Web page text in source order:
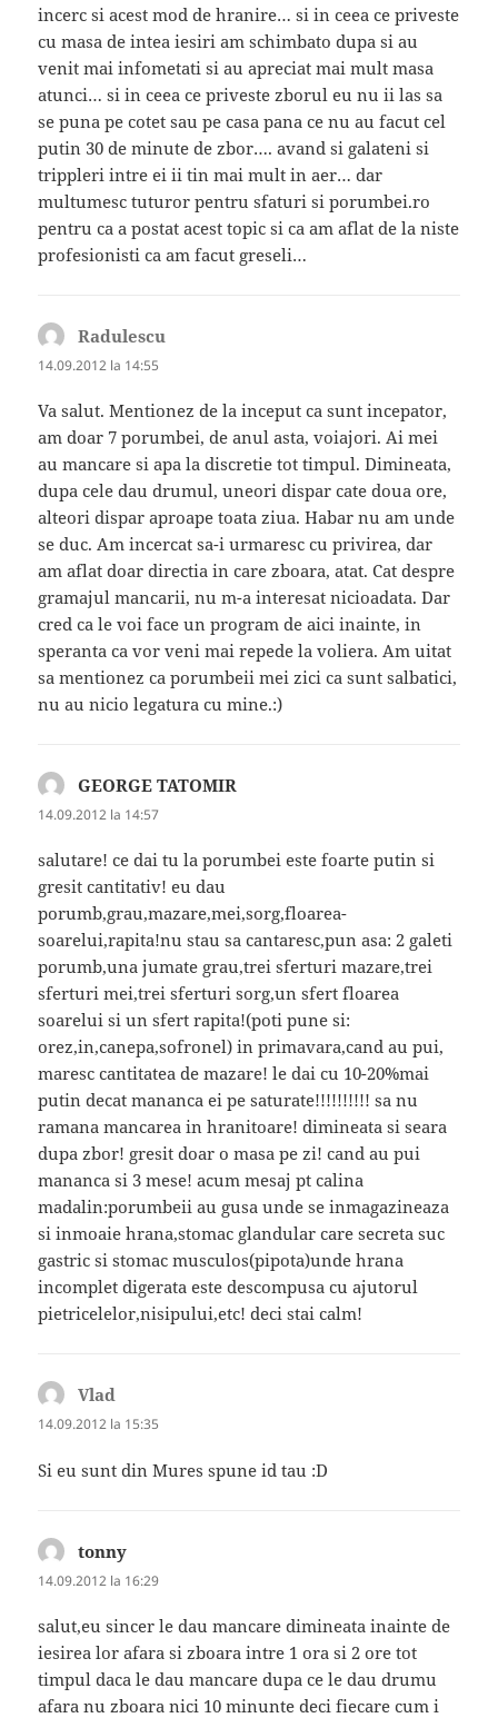
incerc si acest mod de hranire… si in ceea ce priveste
cu masa de intea iesiri am schimbato dupa si au
venit mai infometati si au apreciat mai mult masa
atunci… si in ceea ce priveste zborul eu nu ii las sa
se puna pe cotet sau pe casa pana ce nu au facut cel
putin 30 de minute de zbor…. avand si galateni si
trippleri intre ei ii tin mai mult in aer… dar
multumesc tuturor pentru sfaturi si porumbei.ro
pentru ca a postat acest topic si ca am aflat de la niste
profesionisti ca am facut greseli…
Radulescu
14.09.2012 la 14:55
Va salut. Mentionez de la inceput ca sunt incepator,
am doar 7 porumbei, de anul asta, voiajori. Ai mei
au mancare si apa la discretie tot timpul. Dimineata,
dupa cele dau drumul, uneori dispar cate doua ore,
alteori dispar aproape toata ziua. Habar nu am unde
se duc. Am incercat sa-i urmaresc cu privirea, dar
am aflat doar directia in care zboara, atat. Cat despre
gramajul mancarii, nu m-a interesat nicioadata. Dar
cred ca le voi face un program de aici inainte, in
speranta ca vor veni mai repede la voliera. Am uitat
sa mentionez ca porumbeii mei zici ca sunt salbatici,
nu au nicio legatura cu mine.:)
GEORGE TATOMIR
14.09.2012 la 14:57
salutare! ce dai tu la porumbei este foarte putin si
gresit cantitativ! eu dau
porumb,grau,mazare,mei,sorg,floarea-
soarelui,rapita!nu stau sa cantaresc,pun asa: 2 galeti
porumb,una jumate grau,trei sferturi mazare,trei
sferturi mei,trei sferturi sorg,un sfert floarea
soarelui si un sfert rapita!(poti pune si:
orez,in,canepa,sofronel) in primavara,cand au pui,
maresc cantitatea de mazare! le dai cu 10-20%mai
putin decat mananca ei pe saturate!!!!!!!!!! sa nu
ramana mancarea in hranitoare! dimineata si seara
dupa zbor! gresit doar o masa pe zi! cand au pui
mananca si 3 mese! acum mesaj pt calina
madalin:porumbeii au gusa unde se inmagazineaza
si inmoaie hrana,stomac glandular care secreta suc
gastric si stomac musculos(pipota)unde hrana
incomplet digerata este descompusa cu ajutorul
pietricelelor,nisipului,etc! deci stai calm!
Vlad
14.09.2012 la 15:35
Si eu sunt din Mures spune id tau :D
tonny
14.09.2012 la 16:29
salut,eu sincer le dau mancare dimineata inainte de
iesirea lor afara si zboara intre 1 ora si 2 ore tot
timpul daca le dau mancare dupa ce le dau drumu
afara nu zboara nici 10 minunte deci fiecare cum i